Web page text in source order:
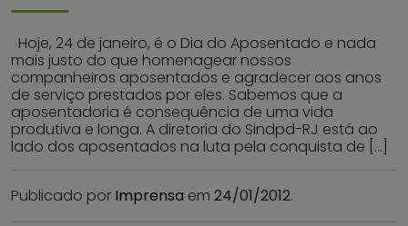
Hoje, 24 de janeiro, é o Dia do Aposentado e nada
mais justo do que homenagear nossos
companheiros aposentados e agradecer aos anos
de serviço prestados por eles. Sabemos que a
aposentadoria é consequência de uma vida
produtiva e longa. A diretoria do Sindpd-RJ está ao
lado dos aposentados na luta pela conquista de […]
Publicado por Imprensa em 24/01/2012.